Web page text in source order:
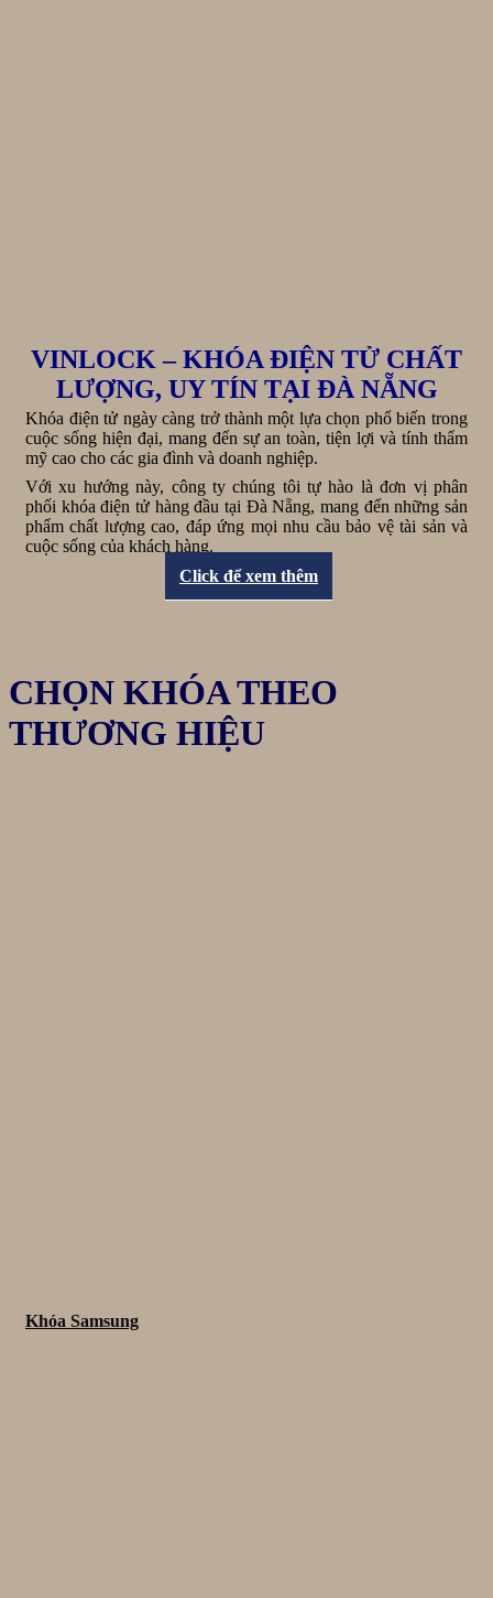
VINLOCK – KHÓA ĐIỆN TỬ CHẤT
LƯỢNG, UY TÍN TẠI ĐÀ NẴNG
Khóa điện tử ngày càng trở thành một lựa chọn phổ biến trong
cuộc sống hiện đại, mang đến sự an toàn, tiện lợi và tính thẩm
mỹ cao cho các gia đình và doanh nghiệp.
Với xu hướng này, công ty chúng tôi tự hào là đơn vị phân
phối khóa điện tử hàng đầu tại Đà Nẵng, mang đến những sản
phẩm chất lượng cao, đáp ứng mọi nhu cầu bảo vệ tài sản và
cuộc sống của khách hàng.
Click để xem thêm
CHỌN KHÓA THEO
THƯƠNG HIỆU
Khóa Samsung